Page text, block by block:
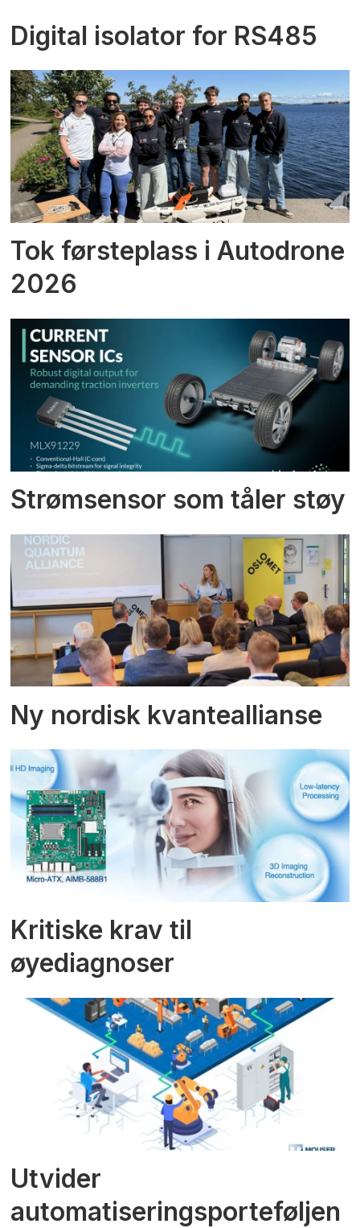
Digital isolator for RS485
Tok førsteplass i Autodrone
2026
Strømsensor som tåler støy
Ny nordisk kvanteallianse
Kritiske krav til
øyediagnoser
Utvider
automatiseringsporteføljen